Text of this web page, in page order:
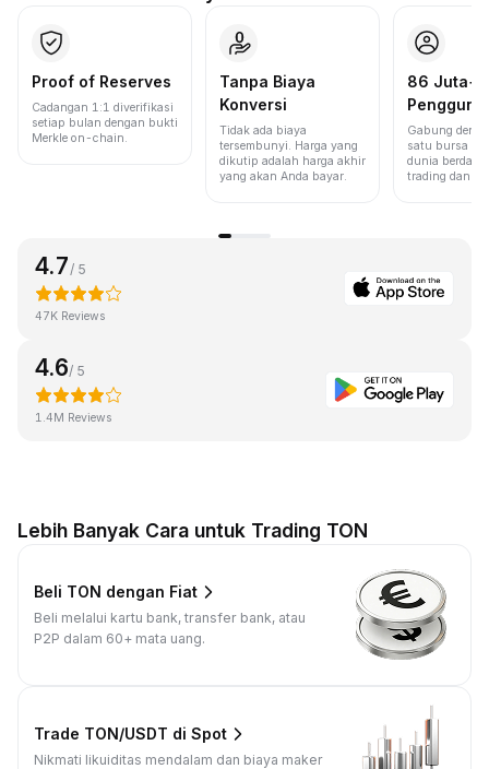
Proof of Reserves
Cadangan 1:1 diverifikasi
setiap bulan dengan bukti
Merkle on-chain.
Tanpa Biaya
Konversi
Tidak ada biaya
tersembunyi. Harga yang
dikutip adalah harga akhir
yang akan Anda bayar.
86 Juta+
Pengguna
Gabung
satu bursa
dunia
trading dan
4.7 / 5
47K Reviews
4.6/ 5
1.4M Reviews
Lebih Banyak Cara untuk Trading TON
Beli TON dengan Fiat
Beli melalui kartu bank, transfer bank, atau
P2P dalam 60+ mata uang.
Trade TON/USDT di Spot
Nikmati likuiditas mendalam dan biaya maker